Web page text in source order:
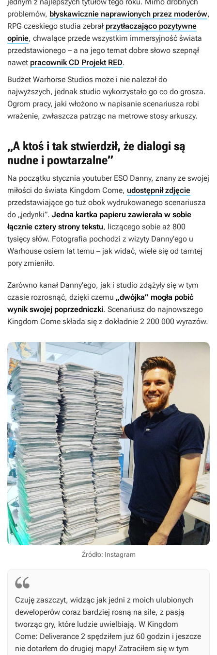
problemów, błyskawicznie naprawionych przez moderów,
RPG czeskiego studia zebrał przytłaczająco pozytywne
opinie, chwalące przede wszystkim immersyjność świata
przedstawionego – a na jego temat dobre słowo szepnął
nawet pracownik CD Projekt RED.
Budżet Warhorse Studios może i nie należał do
najwyższych, jednak studio wykorzystało go co do grosza.
Ogrom pracy, jaki włożono w napisanie scenariusza robi
wrażenie, zwłaszcza patrząc na metrowe stosy arkuszy.
„A ktoś i tak stwierdził, że dialogi są
nudne i powtarzalne”
Na początku stycznia youtuber ESO Danny, znany ze swojej
miłości do świata Kingdom Come, udostępnił zdjęcie
przedstawiające go tuż obok wydrukowanego scenariusza
do „jedynki”. Jedna kartka papieru zawierała w sobie
łącznie cztery strony tekstu, liczącego sobie aż 800
tysięcy słów. Fotografia pochodzi z wizyty Danny’ego u
Warhouse osiem lat temu – jak widać, wiele się od tamtej
pory zmieniło.
Zarówno kanał Danny’ego, jak i studio zdążyły się w tym
czasie rozrosnąć, dzięki czemu „dwójka” mogła pobić
wynik swojej poprzedniczki. Scenariusz do najnowszego
Kingdom Come składa się z dokładnie 2 200 000 wyrazów.
Źródło: Instagram
Czuję zaszczyt, widząc jak jedni z moich ulubionych
deweloperów coraz bardziej rosną na sile, z pasją
tworząc gry, które ludzie uwielbiają. W Kingdom
Come: Deliverance 2 spędziłem już 60 godzin i jeszcze
nie dotarłem do drugiej mapy! Zatraciłem się w tym